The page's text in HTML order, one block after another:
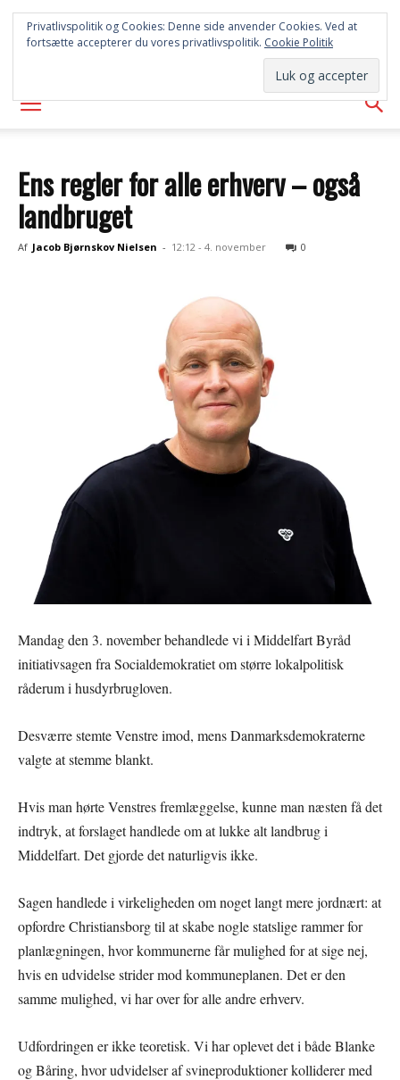
SYD
AVISEN
Ens regler for alle erhverv – også
landbruget
Af Jacob Bjørnskov Nielsen - 12:12 - 4. november 0
Mandag den 3. november behandlede vi i Middelfart Byråd
initiativsagen fra Socialdemokratiet om større lokalpolitisk
råderum i husdyrbrugloven.
Desværre stemte Venstre imod, mens Danmarksdemokraterne
valgte at stemme blankt.
Hvis man hørte Venstres fremlæggelse, kunne man næsten få det
indtryk, at forslaget handlede om at lukke alt landbrug i
Middelfart. Det gjorde det naturligvis ikke.
Sagen handlede i virkeligheden om noget langt mere jordnært: at
opfordre Christiansborg til at skabe nogle statslige rammer for
planlægningen, hvor kommunerne får mulighed for at sige nej,
hvis en udvidelse strider mod kommuneplanen. Det er den
samme mulighed, vi har over for alle andre erhverv.
Udfordringen er ikke teoretisk. Vi har oplevet det i både Blanke
og Båring, hvor udvidelser af svineproduktioner kolliderer med
Privatlivspolitik og Cookies: Denne side anvender Cookies. Ved at
fortsætte accepterer du vores privatlivspolitik. Cookie Politik